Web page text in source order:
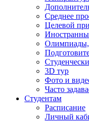
Среднее
Целевой
Олимпиады,
3D тур
Фото и
Часто
Студентам
Расписание
Личный